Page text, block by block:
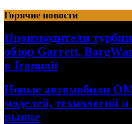
Перейти
к
содержимому
Горячие новости
Производители
обзор Garrett,
и Ironunit
Новые автомобили
моделей, технологий
рынке